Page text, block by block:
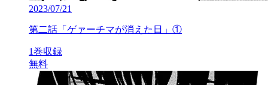
2023/07/21
第二話「ゲァーチマが消えた日」①
1巻収録
無料